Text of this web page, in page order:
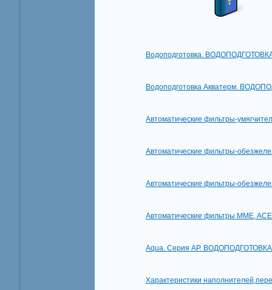
Водоподготовка.
Водоподготовка Акватерм.
Автоматические фильтры-
Автоматические фильтры-
Автоматические фильтры-
Автоматические фильтры MME,
Aqua. Серия AP. ВОДОПОДГОТОВКА
Характеристики